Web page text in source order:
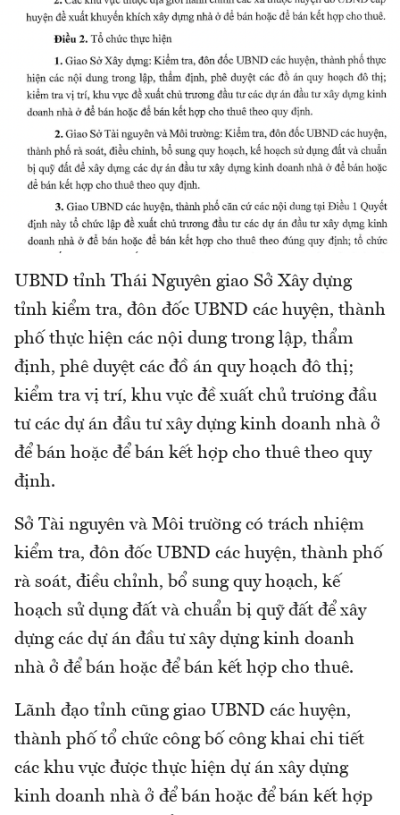
UBND tỉnh Thái Nguyên giao Sở Xây dựng
tỉnh kiểm tra, đôn đốc UBND các huyện, thành
phố thực hiện các nội dung trong lập, thẩm
định, phê duyệt các đồ án quy hoạch đô thị;
kiểm tra vị trí, khu vực đề xuất chủ trương đầu
tư các dự án đầu tư xây dựng kinh doanh nhà ở
để bán hoặc để bán kết hợp cho thuê theo quy
định.
Sở Tài nguyên và Môi trường có trách nhiệm
kiểm tra, đôn đốc UBND các huyện, thành phố
rà soát, điều chỉnh, bổ sung quy hoạch, kế
hoạch sử dụng đất và chuẩn bị quỹ đất để xây
dựng các dự án đầu tư xây dựng kinh doanh
nhà ở để bán hoặc để bán kết hợp cho thuê.
Lãnh đạo tỉnh cũng giao UBND các huyện,
thành phố tổ chức công bố công khai chi tiết
các khu vực được thực hiện dự án xây dựng
kinh doanh nhà ở để bán hoặc để bán kết hợp